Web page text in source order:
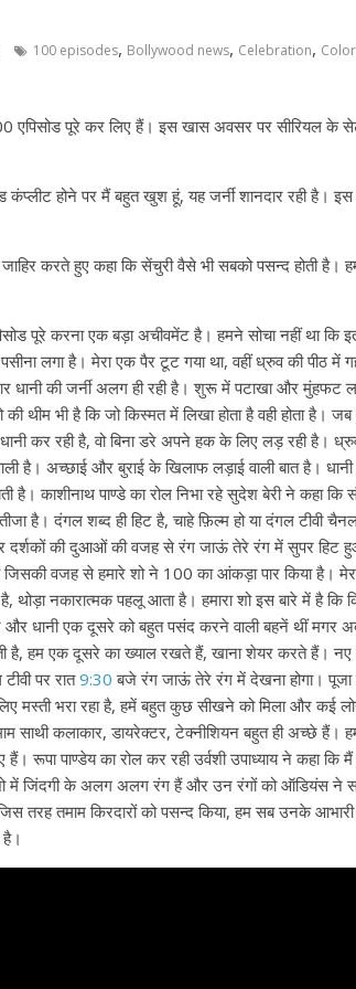
100 episodes, Bollywood news, Celebration,
एपिसोड पूरे कर लिए हैं। इस खास अवसर पर सीरियल के
कंप्लीट होने पर मैं बहुत खुश हूं, यह जर्नी शानदार रही है। इस
करते हुए कहा कि सेंचुरी वैसे भी सबको पसन्द होती है।
पूरे करना एक बड़ा अचीवमेंट है। हमने सोचा नहीं था
लगा है। मेरा एक पैर टूट गया था, वहीं ध्रुव की पीठ में
धानी की जर्नी अलग ही रही है। शुरू में पटाखा और
थीम भी है कि जो किस्मत में लिखा होता है वही होता है।
कर रही है, वो बिना डरे अपने हक के लिए लड़ रही है।
है। अच्छाई और बुराई के खिलाफ लड़ाई वाली बात है।
काशीनाथ पाण्डे का रोल निभा रहे सुदेश बेरी ने कहा कि
है। दंगल शब्द ही हिट है, चाहे फ़िल्म हो या दंगल टीवी
दर्शकों की दुआओं की वजह से रंग जाऊं तेरे रंग में सुपर हिट
वजह से हमारे शो ने 100 का आंकड़ा पार किया है।
नकारात्मक पहलू आता है। हमारा शो इस बारे में है
धानी एक दूसरे को बहुत पसंद करने वाली बहनें थीं मगर
है, हम एक दूसरे का ख्याल रखते हैं, खाना शेयर करते हैं। नए
पर रात9:30 बजे रंग जाऊं तेरे रंग में देखना होगा। पूजा
मस्ती भरा रहा है, हमें बहुत कुछ सीखने को मिला और कई
साथी कलाकार, डायरेक्टर, टेक्नीशियन बहुत ही अच्छे हैं।
रूपा पाण्डेय का रोल कर रही उर्वशी उपाध्याय ने कहा कि
शो में जिंदगी के अलग अलग रंग हैं और उन रंगों को ऑडियंस ने
जिस तरह तमाम किरदारों को पसन्द किया, हम सब उनके